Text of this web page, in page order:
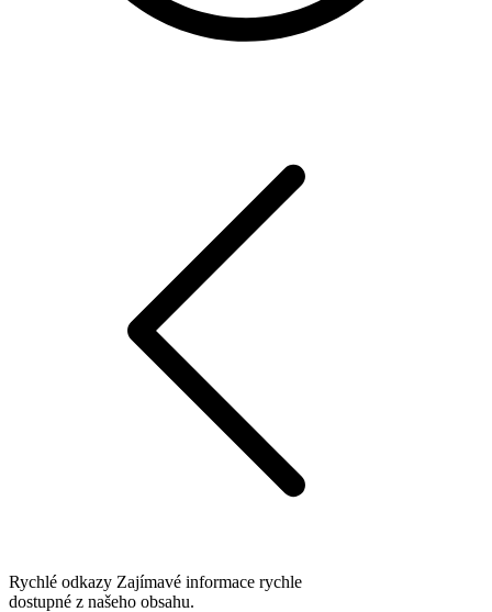
Rychlé odkazy Zajímavé informace rychle
dostupné z našeho obsahu.